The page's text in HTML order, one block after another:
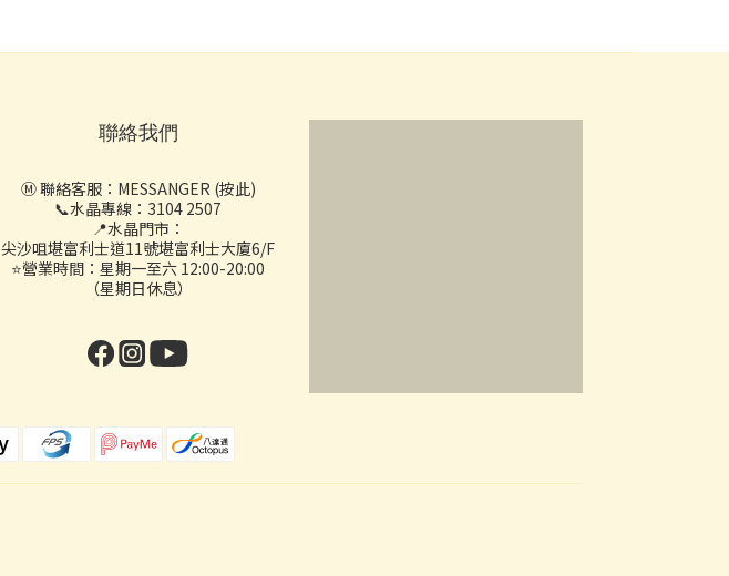
聯絡我們
Ⓜ️ 聯絡客服： MESSANGER (按此)
📞水晶專線：3104 2507
📍水晶門市：
尖沙咀堪富利士道11號堪富利士大廈6/F
⭐營業時間：星期一至六 12:00-20:00
（星期日休息）